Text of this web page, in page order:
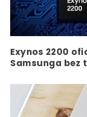
Exynos 2200
Samsunga bez